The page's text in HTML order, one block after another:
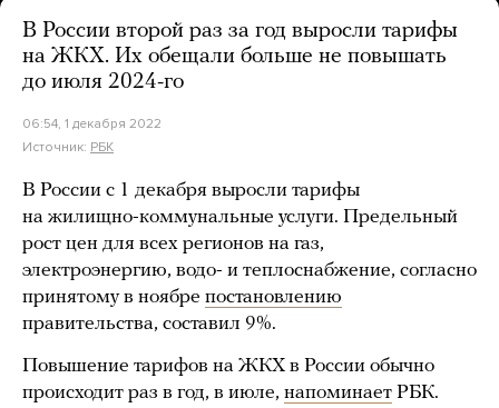
В России второй раз за год выросли тарифы
на ЖКХ. Их обещали больше не повышать
до июля 2024-го
06:54, 1 декабря 2022
Источник: РБК
В России с 1 декабря выросли тарифы
на жилищно-коммунальные услуги. Предельный
рост цен для всех регионов на газ,
электроэнергию, водо- и теплоснабжение, согласно
принятому в ноябре постановлению
правительства, составил 9%.
Повышение тарифов на ЖКХ в России обычно
происходит раз в год, в июле, напоминает РБК.